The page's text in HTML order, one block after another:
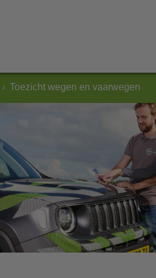
Toezicht wegen en vaarwegen